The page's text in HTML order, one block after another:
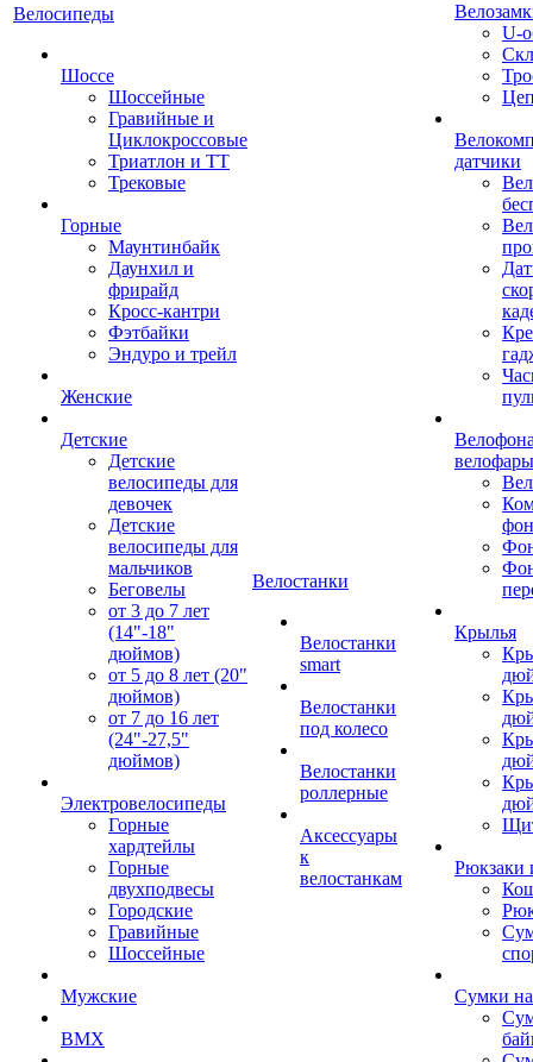
Велосипеды
Шоссе
Шоссейные
Гравийные и
Циклокроссовые
Триатлон и ТТ
Трековые
Горные
Маунтинбайк
Даунхил и
фрирайд
Кросс-кантри
Фэтбайки
Эндуро и трейл
Женские
Детские
Детские
велосипеды для
девочек
Детские
велосипеды для
мальчиков
Беговелы
от 3 до 7 лет
(14"-18"
дюймов)
от 5 до 8 лет (20"
дюймов)
от 7 до 16 лет
(24"-27,5"
дюймов)
Электровелосипеды
Горные
хардтейлы
Горные
двухподвесы
Городские
Гравийные
Шоссейные
Мужские
BMX
Велостанки
Велостанки
smart
Велостанки
под колесо
Велостанки
роллерные
Аксессуары
к
велостанкам
U-
датчики
велофары
Крылья
Рюкзаки
Сумки